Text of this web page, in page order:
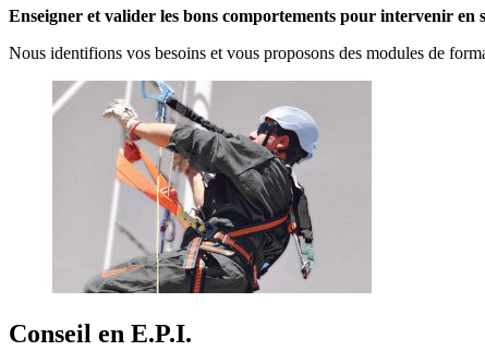
Enseigner et valider les bons comportements pour intervenir en
Nous identifions vos besoins et vous proposons des modules de
Conseil en E.P.I.